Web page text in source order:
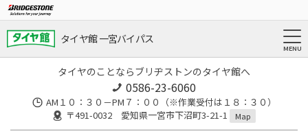
タイヤ館 一宮バイパス
タイヤのことならブリヂストンのタイヤ館へ
0586-23-6060
AM１０：３０－PM７：００（※作業受付は１８：３０）
〒491-0032 愛知県一宮市下沼町3-21-1
Map